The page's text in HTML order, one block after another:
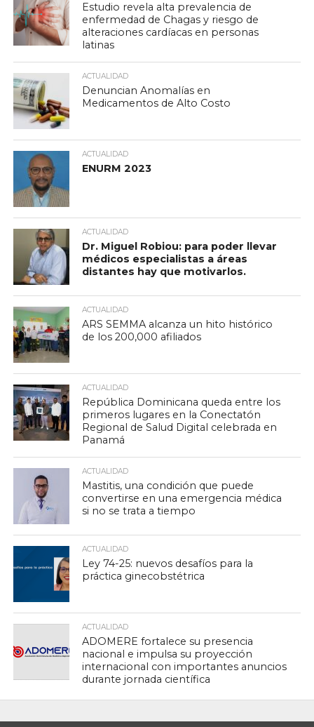
Estudio revela alta prevalencia de
enfermedad de Chagas y riesgo de
alteraciones cardíacas en personas
latinas
ACTUALIDAD
Denuncian Anomalías en
Medicamentos de Alto Costo
ACTUALIDAD
ENURM 2023
ACTUALIDAD
Dr. Miguel Robiou: para poder llevar
médicos especialistas a áreas
distantes hay que motivarlos.
ACTUALIDAD
ARS SEMMA alcanza un hito histórico
de los 200,000 afiliados
ACTUALIDAD
República Dominicana queda entre los
primeros lugares en la Conectatón
Regional de Salud Digital celebrada en
Panamá
ACTUALIDAD
Mastitis, una condición que puede
convertirse en una emergencia médica
si no se trata a tiempo
ACTUALIDAD
Ley 74-25: nuevos desafíos para la
práctica ginecobstétrica
ACTUALIDAD
ADOMERE fortalece su presencia
nacional e impulsa su proyección
internacional con importantes anuncios
durante jornada científica